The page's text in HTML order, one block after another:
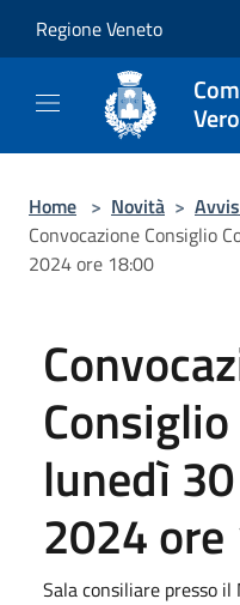
Regione Veneto
Home > Novità >
Convocazione Consiglio
2024 ore 18:00
lunedì
2024
Sala consiliare presso